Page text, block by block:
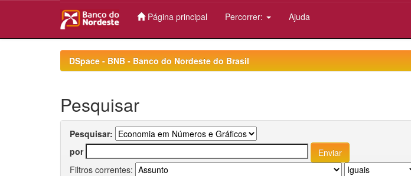
Página principal Percorrer: Ajuda
DSpace - BNB - Banco do Nordeste do Brasil
Pesquisar
Pesquisar:
por
Filtros correntes: